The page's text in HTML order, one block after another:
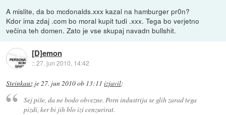
A mislite, da bo mcdonalds.xxx kazal na hamburger pr0n?
Kdor ima zdaj .com bo moral kupit tudi .xxx. Tega bo verjetno
večina teh domen. Zato je vse skupaj navadn bullshit.
[D]emon
::27. jun 2010, 14:42
Steinkauz je27. jun 2010 ob 13:11 izjavil:
Sej piše, da ne bodo obvezne. Porn industrija se glih zarad tega
pizdi, ker bi jih blo izi cenzurirat.